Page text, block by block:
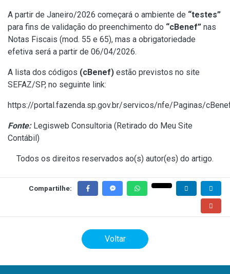
A partir de Janeiro/2026 começará o ambiente de “testes”
para fins de validação do preenchimento do “cBenef” nas
Notas Fiscais (mod. 55 e 65), mas a obrigatoriedade
efetiva será a partir de 06/04/2026.
A lista dos códigos (cBenef) estão previstos no site
SEFAZ/SP, no seguinte link:
https://portal.fazenda.sp.gov.br/servicos/nfe/Paginas/
Fonte:Legisweb Consultoria ( Retirado do Meu Site
Contábil )
Todos os direitos reservados ao(s) autor(es) do artigo.
Compartilhe:
Voltar